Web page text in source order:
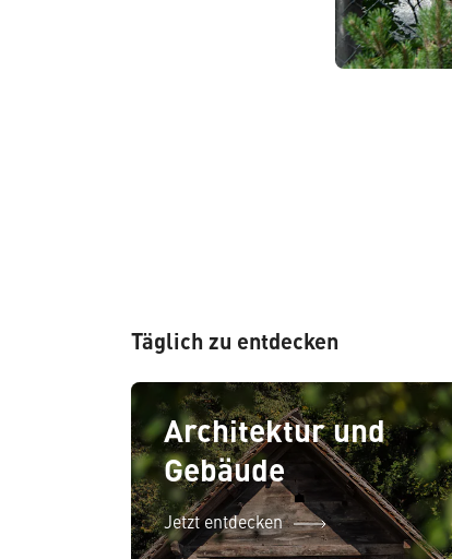
Täglich zu entdecken
Architektur und
Gebäude
Jetzt entdecken